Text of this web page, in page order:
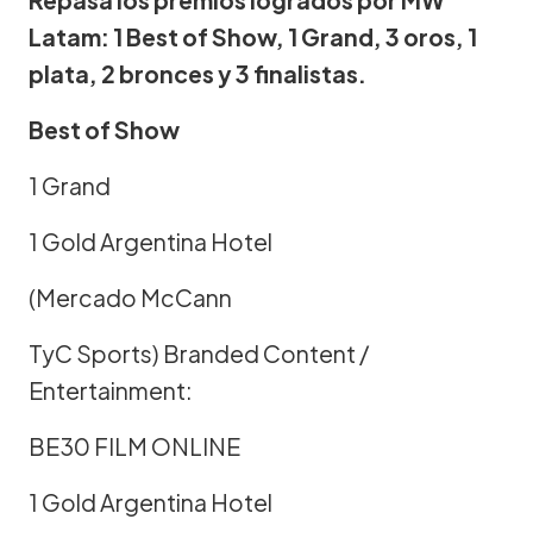
Latam: 1 Best of Show, 1 Grand, 3 oros, 1
plata, 2 bronces y 3 finalistas.
Best of Show
1 Grand
1 Gold Argentina Hotel
(Mercado McCann
TyC Sports) Branded Content /
Entertainment:
BE30 FILM ONLINE
1 Gold Argentina Hotel